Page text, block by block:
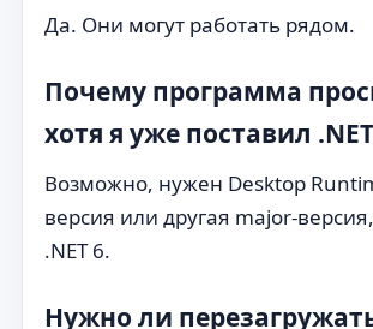
Да. Они могут работать рядом.
Почему программа
хотя я уже поставил
Возможно, нужен Desktop
версия или другая major-
.NET 6.
Нужно ли